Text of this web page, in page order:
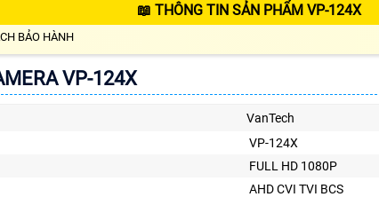
📖 THÔNG TIN SẢN PHẨM VP-124X
BẢO HÀNH
VP-124X
VanTech
VP-124X
FULL HD 1080P
AHD CVI TVI BCS